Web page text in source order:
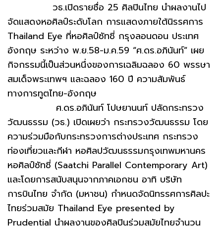
วธ.เปิดรายชื่อ 25 ศิลปินไทย นำผลงานไป
จัดแสดงหอศิลป์ระดับโลก การแสดงภายใต้นิรรศการ
Thailand Eye ที่หอศิลป์ซัทชี่ กรุงลอนดอน ประเทศ
อังกฤษ ระหว่าง พ.ย.58-ม.ค.59 “ศ.ดร.อภินันท์” เผย
กิจกรรมนี้เป็นส่วนหนึ่งของการเฉลิมฉลอง 60 พรรษา
สมเด็จพระเทพฯ และฉลอง 160 ปี ความสัมพันธ์
ทางการทูตไทย-อังกฤษ
ศ.ดร.อภินันท์ โปษยานนท์ ปลัดกระทรวง
วัฒนธรรม (วธ.) เปิดเผยว่า กระทรวงวัฒนธรรม โดย
ความร่วมมือกับกระทรวงการต่างประเทศ กระทรวง
ท่องเที่ยวและกีฬา หอศิลปวัฒนธรรมกรุงเทพมหานคร
หอศิลป์ซัทชี่ (Saatchi Parallel Contemporary Art)
และโดยการสนับสนุนจากภาคเอกชน อาทิ บริษัท
การบินไทย จำกัด (มหาชน) กำหนดจัดนิทรรศการศิลปะ
ไทยร่วมสมัย Thailand Eye presented by
Prudential นำผลงานของศิลปินร่วมสมัยไทยจำนวน